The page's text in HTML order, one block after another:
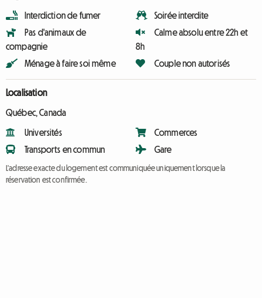
Interdiction de fumer
Pas d'animaux de
compagnie
Ménage à faire soi même
Soirée interdite
Calme absolu entre 22h et
8h
Couple non autorisés
Localisation
Québec, Canada
Universités
Transports en commun
Commerces
Gare
L'adresse exacte du logement est communiquée uniquement lorsque la
réservation est confirmée.